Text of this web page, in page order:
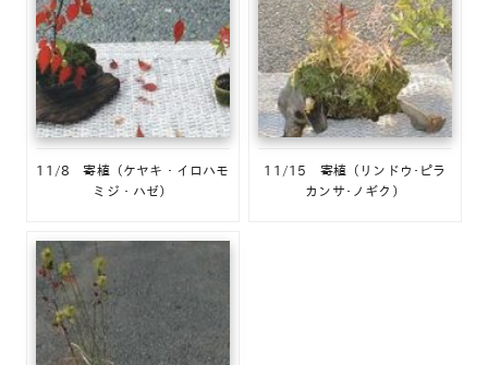
11/8 寄植（ケヤキ・イロハモ
ミジ・ハゼ）
11/15 寄植（リンドウ･ピラ
カンサ･ノギク）